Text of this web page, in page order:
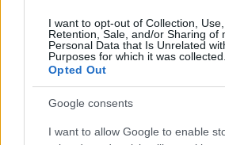
I want to opt-out of Collection, Use,
Retention, Sale, and/or Sharing of
Personal Data that Is Unrelated
Purposes for which it was collected.
Opted Out
Google consents
I want to allow Google to enable